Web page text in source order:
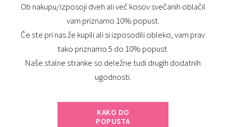
Ob nakupu/izposoji dveh ali več kosov svečanih oblačil
vam priznamo 10% popust.
Če ste pri nas že kupili ali si izposodili obleko, vam prav
tako priznamo 5 do 10% popust.
Naše stalne stranke so deležne tudi drugih dodatnih
ugodnosti.
KAKO DO
POPUSTA